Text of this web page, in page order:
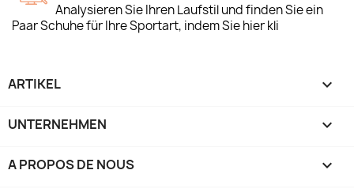
Analysieren Sie Ihren Laufstil und finden Sie ein
Paar Schuhe für Ihre Sportart, indem Sie hier kli
ARTIKEL 
UNTERNEHMEN 
A PROPOS DE NOUS 